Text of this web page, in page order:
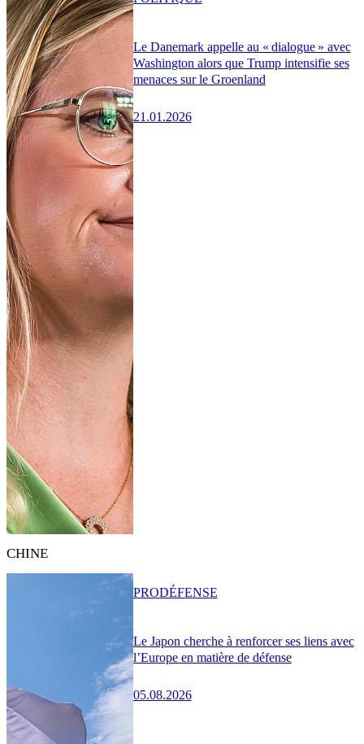
Le Danemark appelle au « dialogue » avec
Washington alors que Trump intensifie ses
menaces sur le Groenland
21.01.2026
CHINE
Le Japon cherche à renforcer ses liens avec
l’Europe en matière de défense
05.08.2026
PRODÉFENSE